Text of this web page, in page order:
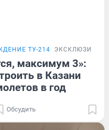
ТУ-214 ЭКСКЛЮЗИВ
максимум 3»:
в Казани
в год
Обсудить